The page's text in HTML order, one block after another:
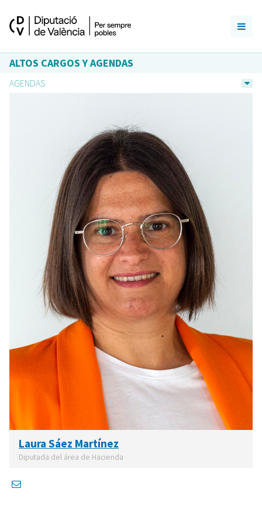
ALTOS CARGOS Y AGENDAS
AGENDAS
Laura Sáez Martínez
Diputada del área de Hacienda